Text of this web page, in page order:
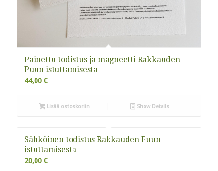
Painettu todistus ja magneetti Rakkauden
Puun istuttamisesta
44,00 €
Lisää ostoskoriin Show Details
Sähköinen todistus Rakkauden Puun
istuttamisesta
20,00 €